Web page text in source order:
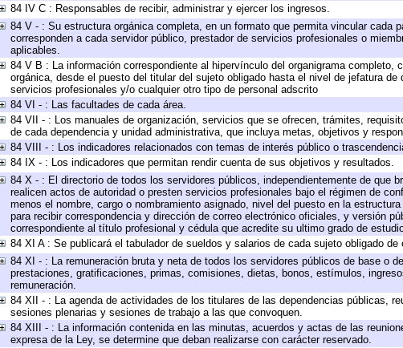
84 IV C : Responsables de recibir, administrar y ejercer los ingresos.
84 V - : Su estructura orgánica completa, en un formato que permita vincular cada
corresponden a cada servidor público, prestador de servicios profesionales o
aplicables.
84 V B : La información correspondiente al hipervínculo del organigrama
orgánica, desde el puesto del titular del sujeto obligado hasta el nivel de jefatura
servicios profesionales y/o cualquier otro tipo de personal adscrito
84 VI - : Las facultades de cada área.
84 VII - : Los manuales de organización, servicios que se ofrecen, trámites,
de cada dependencia y unidad administrativa, que incluya metas, objetivos y
84 VIII - : Los indicadores relacionados con temas de interés público o
84 IX - : Los indicadores que permitan rendir cuenta de sus objetivos y resultados.
84 X - : El directorio de todos los servidores públicos, independientemente de que
realicen actos de autoridad o presten servicios profesionales bajo el régimen de
menos el nombre, cargo o nombramiento asignado, nivel del puesto en la
para recibir correspondencia y dirección de correo electrónico oficiales, y versión
correspondiente al título profesional y cédula que acredite su ultimo grado de
84 XI A : Se publicará el tabulador de sueldos y salarios de cada sujeto obligado
84 XI - : La remuneración bruta y neta de todos los servidores públicos de base o
prestaciones, gratificaciones, primas, comisiones, dietas, bonos, estímulos,
remuneración.
84 XII - : La agenda de actividades de los titulares de las dependencias públicas,
sesiones plenarias y sesiones de trabajo a las que convoquen.
84 XIII - : La información contenida en las minutas, acuerdos y actas de las
expresa de la Ley, se determine que deban realizarse con carácter reservado.